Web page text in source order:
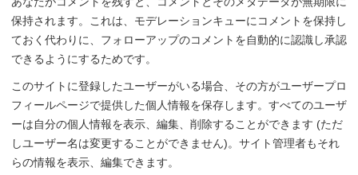
保持されます。これは、モデレーションキューにコメントを保持し
ておく代わりに、フォローアップのコメントを自動的に認識し承認
できるようにするためです。
このサイトに登録したユーザーがいる場合、その方がユーザープロ
フィールページで提供した個人情報を保存します。すべてのユーザ
ーは自分の個人情報を表示、編集、削除することができます (ただ
しユーザー名は変更することができません)。サイト管理者もそれ
らの情報を表示、編集できます。